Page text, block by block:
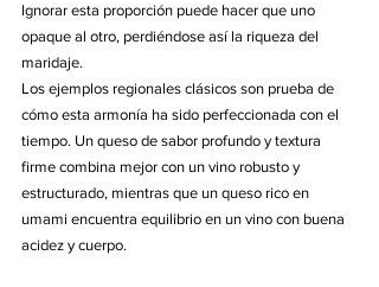
Ignorar esta proporción puede hacer que uno
opaque al otro, perdiéndose así la riqueza del
maridaje.
Los ejemplos regionales clásicos son prueba de
cómo esta armonía ha sido perfeccionada con el
tiempo. Un queso de sabor profundo y textura
firme combina mejor con un vino robusto y
estructurado, mientras que un queso rico en
umami encuentra equilibrio en un vino con buena
acidez y cuerpo.